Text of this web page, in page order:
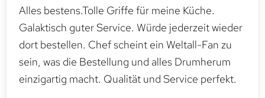
Alles bestens.Tolle Griffe für meine Küche.
Galaktisch guter Service. Würde jederzeit wieder
dort bestellen. Chef scheint ein Weltall-Fan zu
sein, was die Bestellung und alles Drumherum
einzigartig macht. Qualität und Service perfekt.